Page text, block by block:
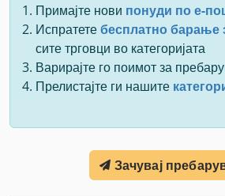
Примајте нови понуди по е-
Испратетебесплатно барање
сите трговци во категоријата
Варирајте го поимот за
Прелистајте ги нашите
Зачувај